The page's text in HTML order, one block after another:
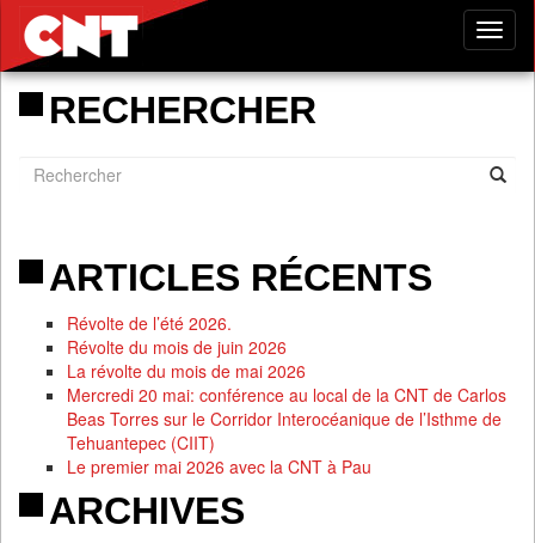
RECHERCHER
ARTICLES RÉCENTS
Révolte de l’été 2026.
Révolte du mois de juin 2026
La révolte du mois de mai 2026
Mercredi 20 mai: conférence au local de la CNT de Carlos
Beas Torres sur le Corridor Interocéanique de l’Isthme de
Tehuantepec (CIIT)
Le premier mai 2026 avec la CNT à Pau
ARCHIVES